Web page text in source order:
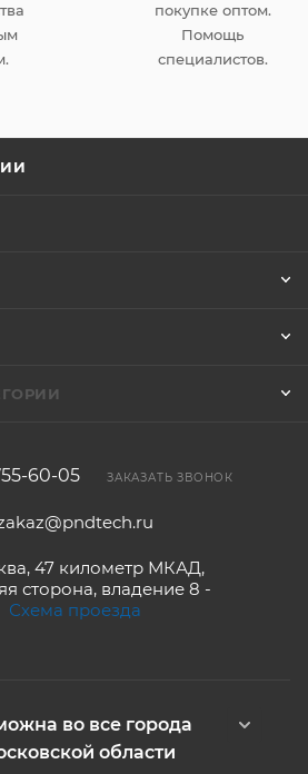
покупке оптом.
Помощь
специалистов.
60-05 ЗАКАЗАТЬ ЗВОНОК
47 километр МКАД,
сторона, владение 8 -
Схема проезда
во все города
области